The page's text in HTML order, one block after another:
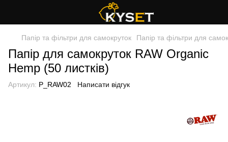
Папір та фільтри для самокруток Папір та фільтри для
Папір для самокруток RAW Organic
Hemp (50 листків)
Артикул: P_RAW02 Написати відгук